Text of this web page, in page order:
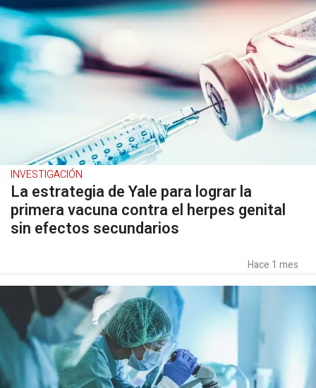
INVESTIGACIÓN
La estrategia de Yale para lograr la
primera vacuna contra el herpes genital
sin efectos secundarios
Hace 1 mes